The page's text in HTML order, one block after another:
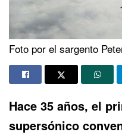
Foto por el sargento
Hace 35 años, el
supersónico